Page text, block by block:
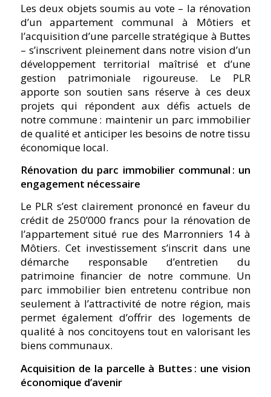
Les deux objets soumis au vote – la rénovation
d’un appartement communal à Môtiers et
l’acquisition d’une parcelle stratégique à Buttes
– s’inscrivent pleinement dans notre vision d’un
développement territorial maîtrisé et d’une
gestion patrimoniale rigoureuse. Le PLR
apporte son soutien sans réserve à ces deux
projets qui répondent aux défis actuels de
notre commune : maintenir un parc immobilier
de qualité et anticiper les besoins de notre tissu
économique local.
Rénovation du parc immobilier communal : un
engagement nécessaire
Le PLR s’est clairement prononcé en faveur du
crédit de 250’000 francs pour la rénovation de
l’appartement situé rue des Marronniers 14 à
Môtiers. Cet investissement s’inscrit dans une
démarche responsable d’entretien du
patrimoine financier de notre commune. Un
parc immobilier bien entretenu contribue non
seulement à l’attractivité de notre région, mais
permet également d’offrir des logements de
qualité à nos concitoyens tout en valorisant les
biens communaux.
Acquisition de la parcelle à Buttes : une vision
économique d’avenir